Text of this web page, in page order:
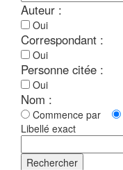
Auteur :
Oui
Correspondant :
Oui
Personne citée :
Oui
Nom :
Commence par
Libellé exact
Rechercher